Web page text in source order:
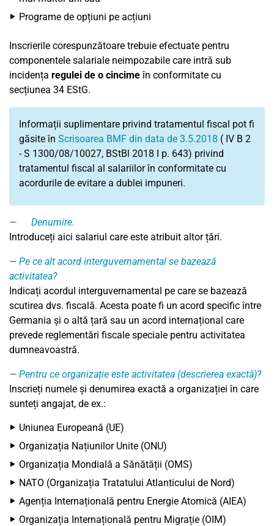
Programe de opțiuni pe acțiuni
Inscrierile corespunzătoare trebuie efectuate pentru
componentele salariale neimpozabile care intră sub
incidența regulei de o cincimeîn conformitate cu
secțiunea 34 EStG.
Informații suplimentare privind tratamentul fiscal pot fi
găsite în Scrisoarea BMF din data de 3.5.2018 ( IV B 2
- S 1300/08/10027, BStBl 2018 I p. 643) privind
tratamentul fiscal al salariilor în conformitate cu
acordurile de evitare a dublei impuneri.
Denumire.
Introduceți aici salariul care este atribuit altor țări.
Pe ce alt acord interguvernamental se bazează
activitatea?
Indicați acordul interguvernamental pe care se bazează
scutirea dvs. fiscală. Acesta poate fi un acord specific între
Germania și o altă țară sau un acord internațional care
prevede reglementări fiscale speciale pentru activitatea
dumneavoastră.
Pentru ce organizație este activitatea (descrierea exactă)?
Inscrieți numele și denumirea exactă a organizației în care
sunteți angajat, de ex.:
Uniunea Europeană (UE)
Organizația Națiunilor Unite (ONU)
Organizația Mondială a Sănătății (OMS)
NATO (Organizația Tratatului Atlanticului de Nord)
Agenția Internațională pentru Energie Atomică (AIEA)
Organizația Internațională pentru Migrație (OIM)